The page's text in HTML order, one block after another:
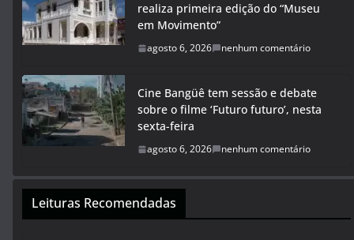
realiza primeira edição do “Museu
em Movimento”
agosto 6, 2026 nenhum comentário
Cine Bangüê tem sessão e debate
sobre o filme ‘Futuro futuro’, nesta
sexta-feira
agosto 6, 2026 nenhum comentário
Leituras Recomendadas